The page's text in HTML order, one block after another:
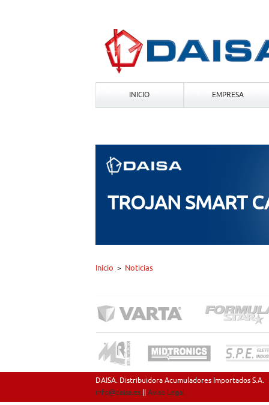
INICIO EMPRESA
TROJAN SMART
Inicio > Noticias
DAISA. Distribuidora Acumuladores Importados S.A.
info@daisa.es|| Aviso Legal